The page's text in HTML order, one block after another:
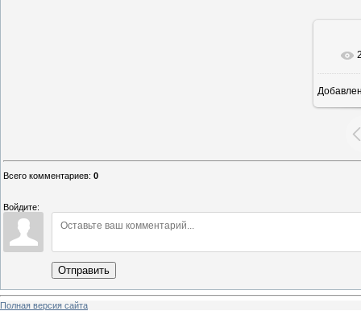
Всего комментариев: 0
Войдите:
Отправить
Полная версия сайта